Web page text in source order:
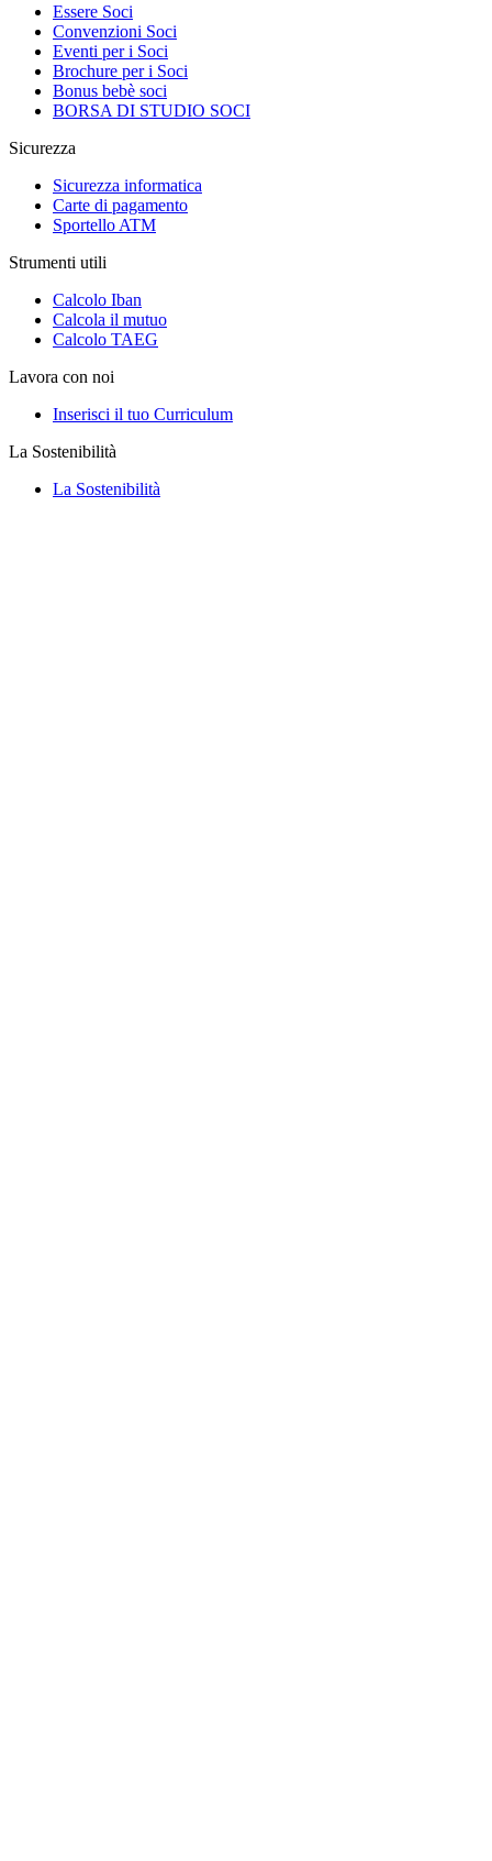
Essere Soci
Convenzioni Soci
Eventi per i Soci
Brochure per i Soci
Bonus bebè soci
BORSA DI STUDIO SOCI
Sicurezza
Sicurezza informatica
Carte di pagamento
Sportello ATM
Strumenti utili
Calcolo Iban
Calcola il mutuo
Calcolo TAEG
Lavora con noi
Inserisci il tuo Curriculum
La Sostenibilità
La Sostenibilità